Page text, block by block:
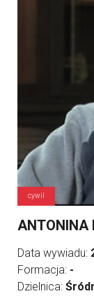
cywil
ANTONINA
Data wywiadu:
Formacja: -
Dzielnica: